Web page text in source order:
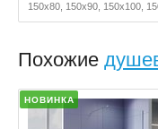
150x80, 150x90, 150x100,
Похожие
НОВИНКА